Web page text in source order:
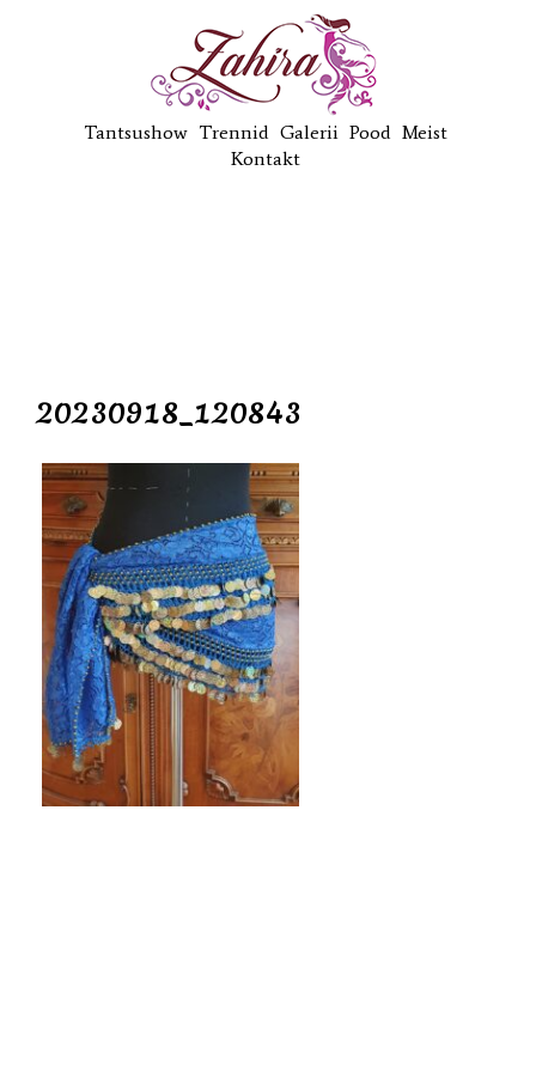
Tantsushow Trennid Galerii Pood Meist
Kontakt
20230918_120843